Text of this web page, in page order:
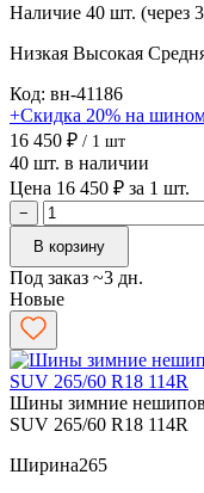
Наличие 40 шт. (через
Низкая Высокая
Код: вн-41186
+Скидка 20% на
16 450 ₽ / 1 шт
40 шт. в наличии
Цена 16 450 ₽ за 1 шт.
−
В корзину
Под заказ ~3 дн.
Новые
Шины зимние
SUV 265/60 R18 114R
Ширина265